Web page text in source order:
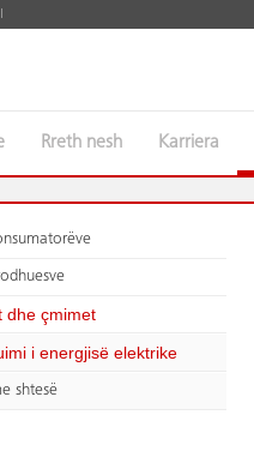
Rreth nesh Karriera
dhe çmimet
i energjisë elektrike
shtesë